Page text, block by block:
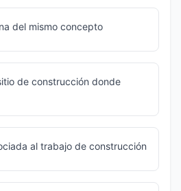
del mismo concepto
de construcción donde
al trabajo de construcción